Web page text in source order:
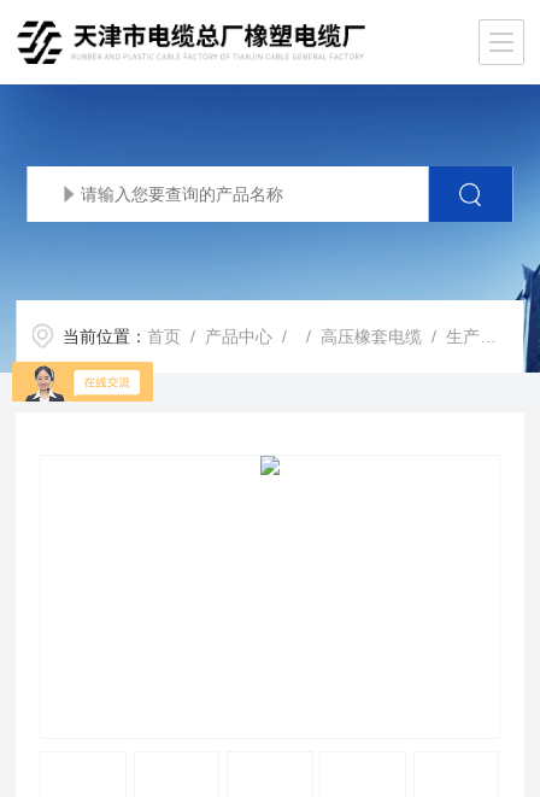
当前位置：首页 / 产品中心 / / 高压橡套电缆 / 生产基地橡套软电缆UGF-6KV电缆*报价UGF-10KV介绍